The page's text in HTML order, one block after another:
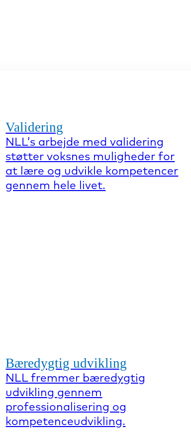
Validering
NLL’s arbejde med validering
støtter voksnes muligheder for
at lære og udvikle kompetencer
gennem hele livet.
Bæredygtig udvikling
NLL fremmer bæredygtig
udvikling gennem
professionalisering og
kompetenceudvikling.